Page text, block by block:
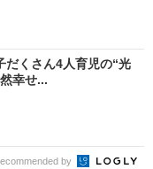
だくさん4人育児の“光
幸せ...
by